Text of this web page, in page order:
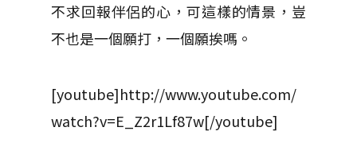
不求回報伴侶的心，可這樣的情景，豈
不也是一個願打，一個願挨嗎。
[youtube]http://www.youtube.com/
watch?v=E_Z2r1Lf87w[/youtube]